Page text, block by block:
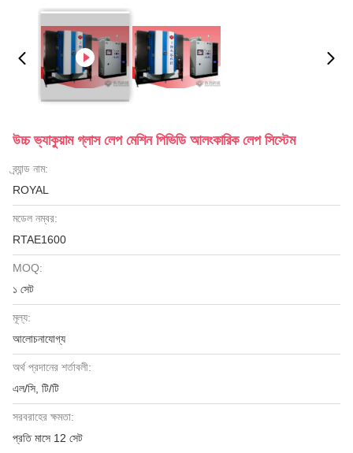
উচ্চ ভ্যাকুয়াম গ্লাস লেপ মেশিন পিভিডি আলংকারিক লেপ সিস্টেম
ব্র্যান্ড নাম:
ROYAL
মডেল নম্বর:
RTAE1600
MOQ:
১ সেট
মূল্য:
আলোচনাযোগ্য
অর্থ প্রদানের শর্তাবলী:
এল/সি, টি/টি
সরবরাহের ক্ষমতা:
প্রতি মাসে 12 সেট